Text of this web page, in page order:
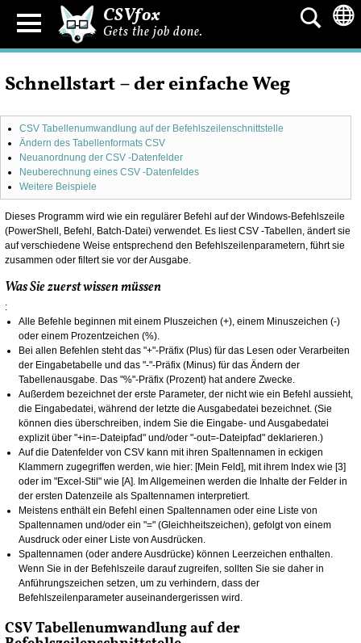
CSVfox
Gets the job done.
Schnellstart – der einfache Weg
CSV Tabellenumwandlung auf der Befehlszeilenschnittstelle
Ändern des Tabellenformats CSV
Neuanordnung der CSV -Datenfelder
Neuberechnung eines CSV -Datenfeldes
Weitere Beispiele
Dieses Programm wird wie ein regulärer Befehl auf der Windows-Befehlszeile
(PowerShell, Befehl, Batch-Datei) verwendet. Es liest CSV -Tabellen, ändert sie
auf verschiedene Weise entsprechend den Befehlszeilenparametern, führt sie
zusammen oder filtert sie vor der Ausgabe.
Was Sie zuerst wissen müssen
:
Alle Befehle beginnen mit einem Pluszeichen (+), einem Minuszeichen (-)
oder einem Prozentzeichen (%).
Bei allen Befehlen steht das "+"-Präfix (Plus) für das Lesen oder Verarbeiten
der Eingabetabelle und das "-"-Präfix (Minus) für das Ändern der
Tabellenausgabe. Das "%"-Präfix (Prozent) hat andere Zwecke.
Außerdem bezeichnet der erste Parameter, der nicht wie ein Befehl aussieht,
die Eingabedatei, während der letzte die Ausgabedatei bezeichnet. (Sie
können dies überschreiben, indem Sie die Eingabe- und Ausgabedatei
explizit über "+in=-Dateipfad" und/oder "-out=-Dateipfad" deklarieren.)
Auf die Datenfelder von CSV kann mit ihren Spaltennamen in eckigen
Klammern zugegriffen werden, wie hier: [Mein Feld], mit ihrem Index wie [3]
oder im "Excel-Stil" wie [A]. Im Allgemeinen werden die Inhalte der Felder in
der ersten Datenzeile als Spaltennamen interpretiert.
Meistens enthält ein Befehl einen Spaltennamen oder eine Liste von
Spaltennamen und/oder ein "=" (Gleichheitszeichen), gefolgt von einem
Ausdruck oder einer Liste von Ausdrücken.
Spaltennamen (oder andere Ausdrücke) können Leerzeichen enthalten.
Wenn Sie in der Befehlszeile darauf zugreifen, sollten Sie sie daher in
Anführungszeichen setzen, um zu verhindern, dass der
Befehlszeilenparameter auseinandergerissen wird.
CSV Tabellenumwandlung auf der